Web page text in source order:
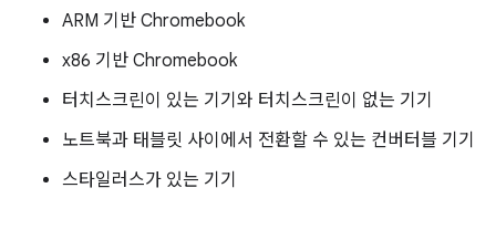
ARM 기반 Chromebook
x86 기반 Chromebook
터치스크린이 있는 기기와 터치스크린이 없는 기기
노트북과 태블릿 사이에서 전환할 수 있는 컨버터블 기기
스타일러스가 있는 기기